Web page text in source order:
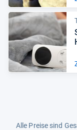
Alle Preise sind